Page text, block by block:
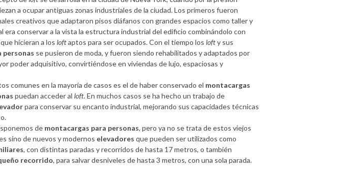
a ocupar antiguas zonas industriales de la ciudad. Los primeros fueron
creativos que adaptaron pisos diáfanos con grandes espacios como taller y
era conservar a la vista la estructura industrial del edificio combinándolo con
hicieran a los loftaptos para ser ocupados. Con el tiempo los lofty sus
personas se pusieron de moda, y fueron siendo rehabilitados y adaptados por
poder adquisitivo, convirtiéndose en viviendas de lujo, espaciosas y
comunes en la mayoría de casos es el de haber conservado el montacargas
puedan acceder al loft. En muchos casos se ha hecho un trabajo de
para conservar su encanto industrial, mejorando sus capacidades técnicas
de montacargas para personas, pero ya no se trata de estos viejos
sino de nuevos y modernos elevadores que pueden ser utilizados como
, con distintas paradas y recorridos de hasta 17 metros, o también
recorrido, para salvar desniveles de hasta 3 metros, con una sola parada.